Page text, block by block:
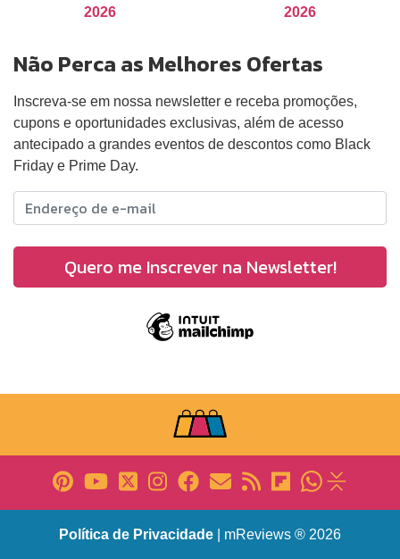
2026
2026
Não Perca as Melhores Ofertas
Inscreva-se em nossa newsletter e receba promoções,
cupons e oportunidades exclusivas, além de acesso
antecipado a grandes eventos de descontos como Black
Friday e Prime Day.
Política de Privacidade | mReviews ® 2026